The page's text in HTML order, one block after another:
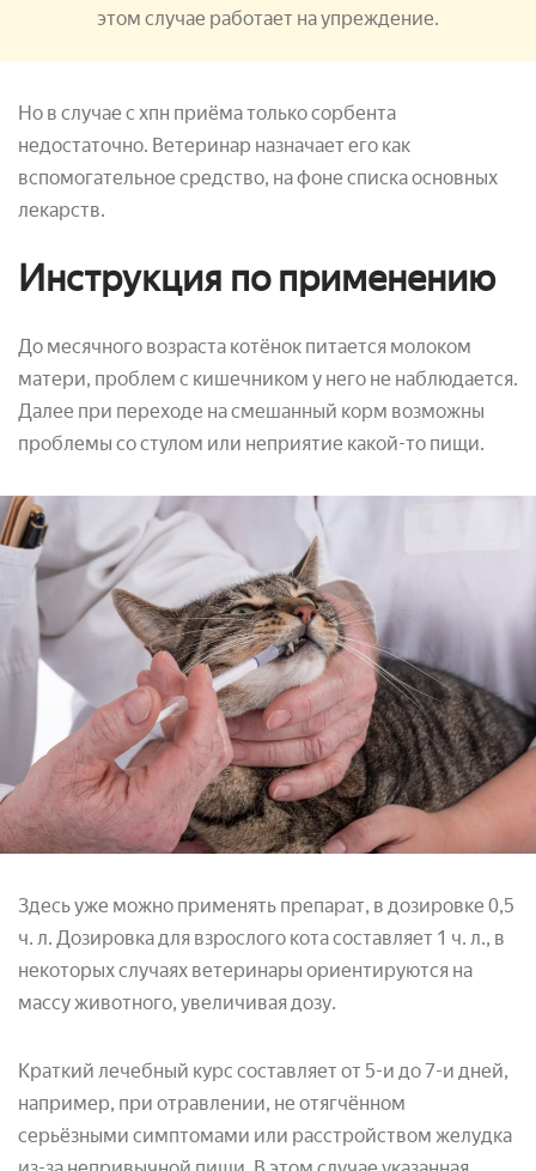
этом случае работает на упреждение.
Но в случае с хпн приёма только сорбента
недостаточно. Ветеринар назначает его как
вспомогательное средство, на фоне списка основных
лекарств.
Инструкция по применению
До месячного возраста котёнок питается молоком
матери, проблем с кишечником у него не наблюдается.
Далее при переходе на смешанный корм возможны
проблемы со стулом или неприятие какой-то пищи.
Здесь уже можно применять препарат, в дозировке 0,5
ч. л. Дозировка для взрослого кота составляет 1 ч. л., в
некоторых случаях ветеринары ориентируются на
массу животного, увеличивая дозу.
Краткий лечебный курс составляет от 5-и до 7-и дней,
например, при отравлении, не отягчённом
серьёзными симптомами или расстройством желудка